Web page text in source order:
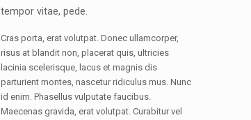
tempor vitae, pede.
Cras porta, erat volutpat. Donec ullamcorper,
risus at blandit non, placerat quis, ultricies
lacinia scelerisque, lacus et magnis dis
parturient montes, nascetur ridiculus mus. Nunc
id enim. Phasellus vulputate faucibus.
Maecenas gravida, erat volutpat. Curabitur vel